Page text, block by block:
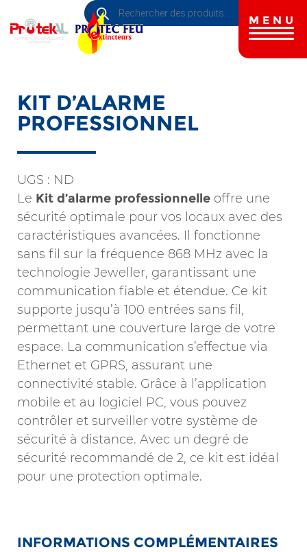
contenu
Recherche
de
produits MENU
KIT D’ALARME
PROFESSIONNEL
Le Kit d’alarme professionnelle offre une
sécurité optimale pour vos locaux avec des
caractéristiques avancées. Il fonctionne
sans fil sur la fréquence 868 MHz avec la
technologie Jeweller, garantissant une
communication fiable et étendue. Ce kit
supporte jusqu’à 100 entrées sans fil,
permettant une couverture large de votre
espace. La communication s’effectue via
Ethernet et GPRS, assurant une
connectivité stable. Grâce à l’application
mobile et au logiciel PC, vous pouvez
contrôler et surveiller votre système de
sécurité à distance. Avec un degré de
sécurité recommandé de 2, ce kit est idéal
pour une protection optimale.
UGS : ND
INFORMATIONS COMPLÉMENTAIRES